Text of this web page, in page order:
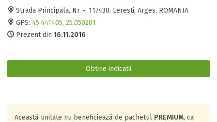
Strada Principala, Nr. -, 117430, Leresti, Arges, ROMANIA
GPS: 45.441405, 25.050201
Prezent din 16.11.2016
Obtine indicatii
Această unitate nu beneficiează de pachetul PREMIUM, ca